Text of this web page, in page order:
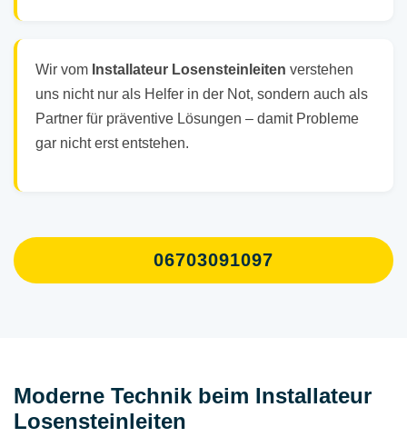
Wir vom Installateur Losensteinleiten verstehen
uns nicht nur als Helfer in der Not, sondern auch als
Partner für präventive Lösungen – damit Probleme
gar nicht erst entstehen.
06703091097
Moderne Technik beim Installateur
Losensteinleiten